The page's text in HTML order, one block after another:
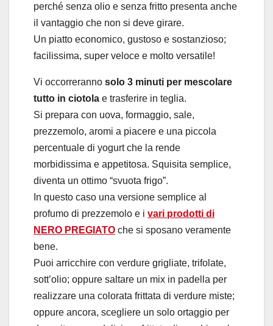
perché senza olio e senza fritto presenta anche
il vantaggio che non si deve girare.
Un piatto economico, gustoso e sostanzioso;
facilissima, super veloce e molto versatile!
Vi occorreranno solo 3 minuti per mescolare
tutto in ciotola e trasferire in teglia.
Si prepara con uova, formaggio, sale,
prezzemolo, aromi a piacere e una piccola
percentuale di yogurt che la rende
morbidissima e appetitosa. Squisita semplice,
diventa un ottimo “svuota frigo”.
In questo caso una versione semplice al
profumo di prezzemolo e i vari prodotti di
NERO PREGIATO che si sposano veramente
bene.
Puoi arricchire con verdure grigliate, trifolate,
sott’olio; oppure saltare un mix in padella per
realizzare una colorata frittata di verdure miste;
oppure ancora, scegliere un solo ortaggio per